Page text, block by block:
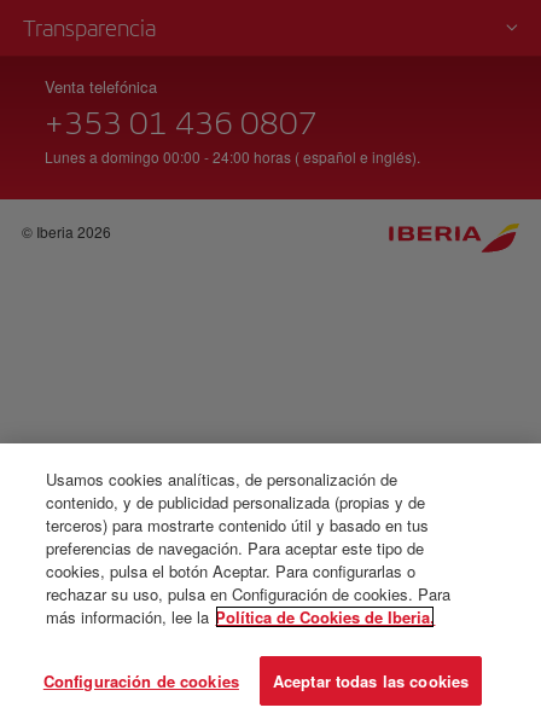
Transparencia
Venta telefónica
+353 01 436 0807
Lunes a domingo 00:00 - 24:00 horas ( español e inglés).
© Iberia 2026
Usamos cookies analíticas, de personalización de
contenido, y de publicidad personalizada (propias y de
terceros) para mostrarte contenido útil y basado en tus
preferencias de navegación. Para aceptar este tipo de
cookies, pulsa el botón Aceptar. Para configurarlas o
rechazar su uso, pulsa en Configuración de cookies. Para
más información, lee la Política de Cookies de Iberia.
Configuración de cookies Aceptar todas las cookies